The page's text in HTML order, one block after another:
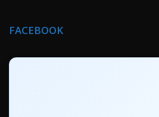
FACEBOOK